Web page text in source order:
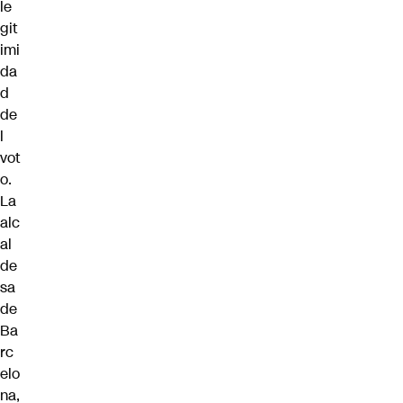
le
git
imi
da
d
de
l
vot
o.
La
alc
al
de
sa
de
Ba
rc
elo
na,